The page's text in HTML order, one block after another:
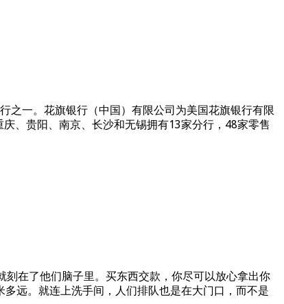
之一。花旗银行（中国）有限公司为美国花旗银行有限
、贵阳、南京、长沙和无锡拥有13家分行，48家零售
在了他们脑子里。买东西交款，你尽可以放心拿出你
远。就连上洗手间，人们排队也是在大门口，而不是